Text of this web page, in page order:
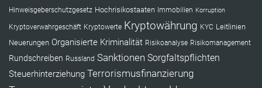
Hinweisgeberschutzgesetz Hochrisikostaaten Immobilien Korruption
Kryptoverwahrgeschäft Kryptowerte Kryptowährung KYC Leitlinien
Neuerungen Organisierte Kriminalität Risikoanalyse Risikomanagement
Rundschreiben Russland Sanktionen Sorgfaltspflichten
Steuerhinterziehung Terrorismusfinanzierung